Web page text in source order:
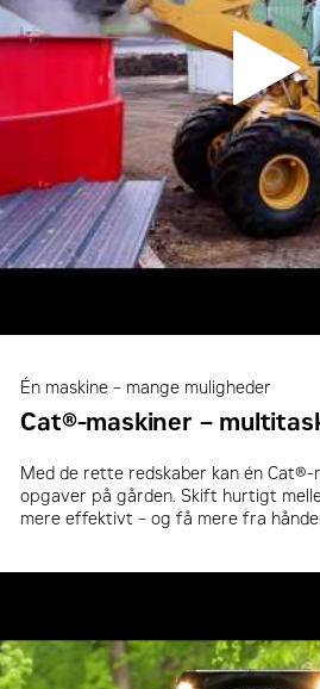
Én maskine – mange muligheder
Cat®-maskiner –
Med de rette redskaber kan én Cat®-
opgaver på gården. Skift hurtigt
mere effektivt – og få mere fra